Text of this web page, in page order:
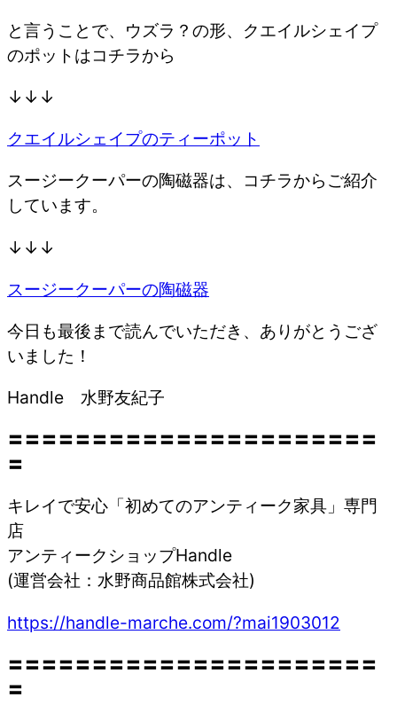
と言うことで、ウズラ？の形、クエイルシェイプ
のポットはコチラから
↓↓↓
クエイルシェイプのティーポット
スージークーパーの陶磁器は、コチラからご紹介
しています。
↓↓↓
スージークーパーの陶磁器
今日も最後まで読んでいただき、ありがとうござ
いました！
Handle 水野友紀子
〓〓〓〓〓〓〓〓〓〓〓〓〓〓〓〓〓〓〓〓〓〓
〓
キレイで安心「初めてのアンティーク家具」専門
店
アンティークショップHandle
(運営会社：水野商品館株式会社)
https://handle-marche.com/?mai1903012
〓〓〓〓〓〓〓〓〓〓〓〓〓〓〓〓〓〓〓〓〓〓
〓